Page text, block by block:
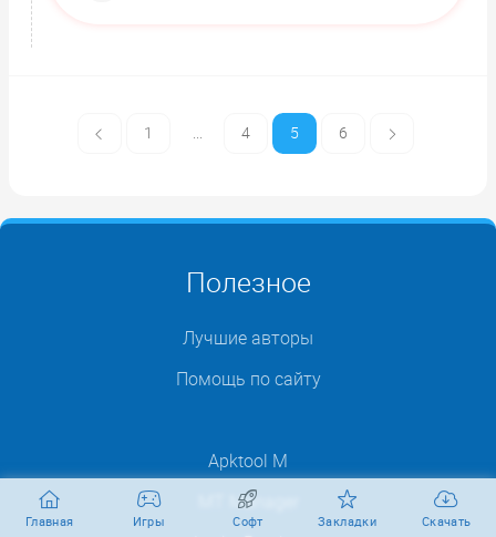
1 ... 4 5 6
Полезное
Лучшие авторы
Помощь по сайту
Apktool M
MT Manager
Главная Игры Софт Закладки Скачать